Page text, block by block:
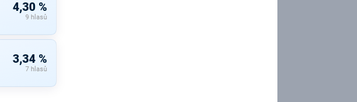
4,30 %
9 hlasů
3,34 %
7 hlasů